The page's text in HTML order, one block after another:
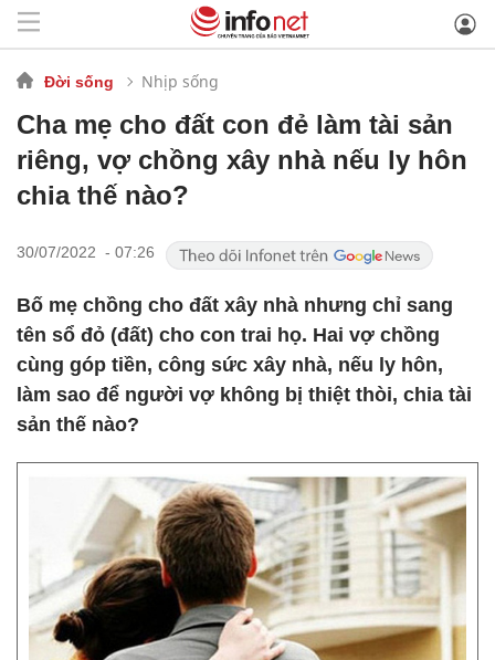
Đời sống Nhịp sống
Cha mẹ cho đất con đẻ làm tài sản
riêng, vợ chồng xây nhà nếu ly hôn
chia thế nào?
30/07/2022 - 07:26
Bố mẹ chồng cho đất xây nhà nhưng chỉ sang
tên sổ đỏ (đất) cho con trai họ. Hai vợ chồng
cùng góp tiền, công sức xây nhà, nếu ly hôn,
làm sao để người vợ không bị thiệt thòi, chia tài
sản thế nào?